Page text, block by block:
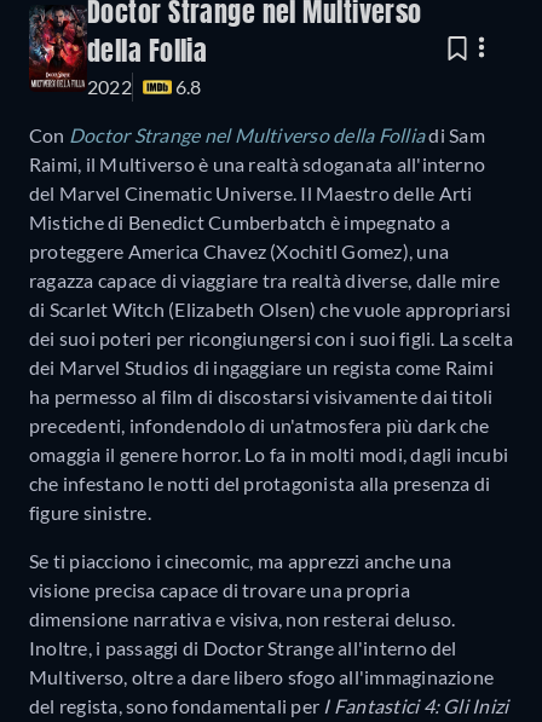
Doctor Strange nel Multiverso
della Follia
2022 6.8
Con Doctor Strange nel Multiverso della Folliadi Sam
Raimi, il Multiverso è una realtà sdoganata all'interno
del Marvel Cinematic Universe. Il Maestro delle Arti
Mistiche di Benedict Cumberbatch è impegnato a
proteggere America Chavez (Xochitl Gomez), una
ragazza capace di viaggiare tra realtà diverse, dalle mire
di Scarlet Witch (Elizabeth Olsen) che vuole appropriarsi
dei suoi poteri per ricongiungersi con i suoi figli. La scelta
dei Marvel Studios di ingaggiare un regista come Raimi
ha permesso al film di discostarsi visivamente dai titoli
precedenti, infondendolo di un'atmosfera più dark che
omaggia il genere horror. Lo fa in molti modi, dagli incubi
che infestano le notti del protagonista alla presenza di
figure sinistre.
Se ti piacciono i cinecomic, ma apprezzi anche una
visione precisa capace di trovare una propria
dimensione narrativa e visiva, non resterai deluso.
Inoltre, i passaggi di Doctor Strange all'interno del
Multiverso, oltre a dare libero sfogo all'immaginazione
del regista, sono fondamentali per I Fantastici 4: Gli Inizi